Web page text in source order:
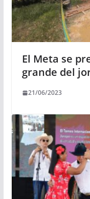
El Meta se
grande del
21/06/2023